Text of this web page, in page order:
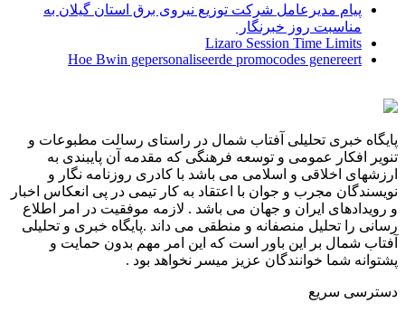
پیام مدیرعامل شركت توزیع نیروی برق استان گیلان به
مناسبت روز خبرنگار ‌
Lizaro Session Time Limits
Hoe Bwin gepersonaliseerde promocodes genereert
پایگاه خبری تحلیلی آفتاب شمال در راستای رسالت مطبوعات و
تنویر افکار عمومی و توسعه فرهنگی که مقدمه آن پایبندی به
ارزشهای اخلاقی و اسلامی می باشد با کادری روزنامه نگار و
نویسندگان مجرب و جوان با اعتقاد به کار تیمی در پی انعکاس اخبار
و رویدادهای ایران و جهان می باشد . لازمه موفقیت در امر اطلاع
رسانی را تحلیل منصفانه و منطقی می داند .پایگاه خبری و تحلیلی
آفتاب شمال بر این باور است که این امر مهم بدون حمایت و
پشتوانه شما خوانندگان عزیز میسر نخواهد بود .
دسترسی سریع